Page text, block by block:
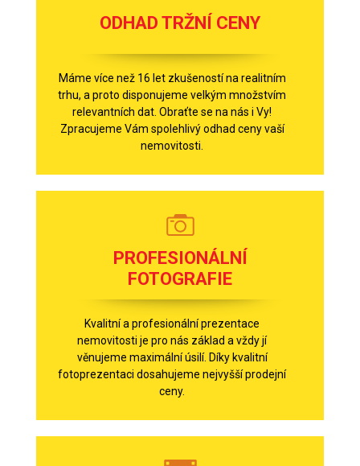
ODHAD TRŽNÍ CENY
Máme více než 16 let zkušeností na realitním
trhu, a proto disponujeme velkým množstvím
relevantních dat. Obraťte se na nás i Vy!
Zpracujeme Vám spolehlivý odhad ceny vaší
nemovitosti.
PROFESIONÁLNÍ
FOTOGRAFIE
Kvalitní a profesionální prezentace
nemovitosti je pro nás základ a vždy jí
věnujeme maximální úsilí. Díky kvalitní
fotoprezentaci dosahujeme nejvyšší prodejní
ceny.